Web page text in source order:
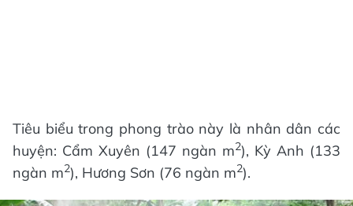
Tiêu biểu trong phong trào này là nhân dân các
huyện: Cẩm Xuyên (147 ngàn m2), Kỳ Anh (133
ngàn m2), Hương Sơn (76 ngàn m2).